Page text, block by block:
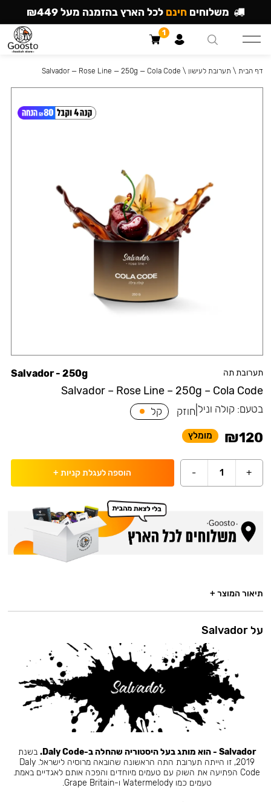
תערובת תה
Salvador – Rose Line – 250g – Cola Code
Salvador - 250g
בטעם: קולה וניל חוזק קל
₪120 מומלץ
+
1
- הוספה לעגלת קניות +
דף הבית \ תערובת לעישון \
Salvador — Rose Line — 250g — Cola Code
תיאור המוצר +
על Salvador
Salvador - הוא מותג בעל היסטוריה שהחלה ב-Daly Code.
בשנת
2019, זו הייתה תערובת התה הראשונה שהובאה מרוסיה לישראל. Daly
Code הפתיעה את השוק עם טעמים מיוחדים והפכה אותם לאגדיים באמת.
טעמים כמו Watermelody ו-Grape Britain.
משלוחים חינם לכל הארץ בהזמנה מעל ₪449
1